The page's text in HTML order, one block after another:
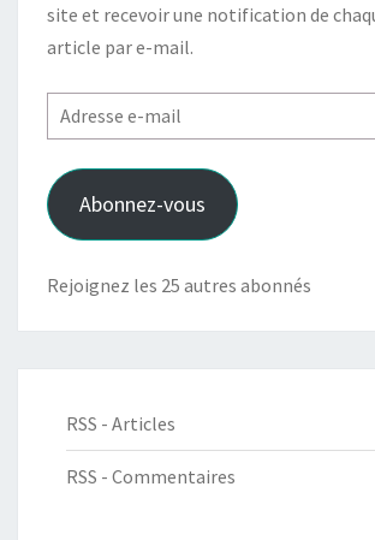
site et recevoir une notification de
article par e-mail.
Adresse
e-
mail
Abonnez-vous
Rejoignez les 25 autres abonnés
RSS - Articles
RSS - Commentaires